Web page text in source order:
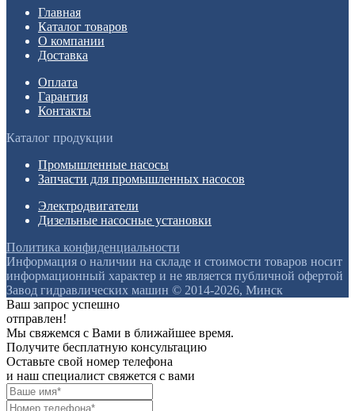
Главная
Каталог товаров
О компании
Доставка
Оплата
Гарантия
Контакты
Каталог продукции
Промышленные насосы
Запчасти для промышленных насосов
Электродвигатели
Дизельные насосные установки
Политика конфиденциальности
Информация о наличии на складе и стоимости товаров носит
информационный характер и не является публичной офертой
Завод гидравлических машин © 2014-2026, Минск
Ваш запрос успешно
отправлен!
Мы свяжемся с Вами в ближайшее время.
Получите бесплатную консультацию
Оставьте свой номер телефона
и наш специалист свяжется с вами